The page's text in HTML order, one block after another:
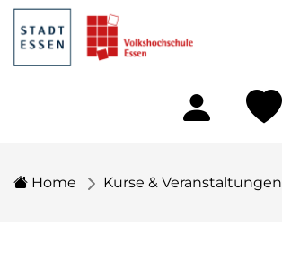
Home Kurse & Veranstaltungen